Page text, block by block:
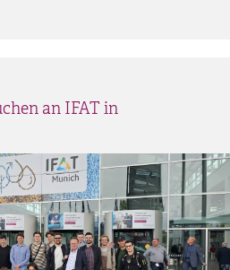
an IFAT in